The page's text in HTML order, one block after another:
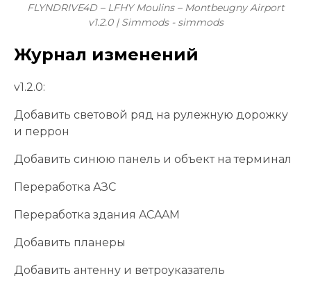
FLYNDRIVE4D – LFHY Moulins – Montbeugny Airport
v1.2.0 | Simmods - simmods
Журнал изменений
v1.2.0:
Добавить световой ряд на рулежную дорожку
и перрон
Добавить синюю панель и объект на терминал
Переработка АЗС
Переработка здания ACAAM
Добавить планеры
Добавить антенну и ветроуказатель